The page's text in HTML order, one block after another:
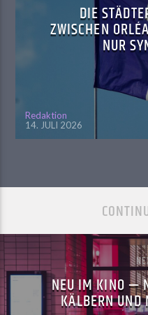
DIE
ZWISCHEN
NUR
Redaktion
14. JULI 2026
NEU IM KINO —
KÄLBERN